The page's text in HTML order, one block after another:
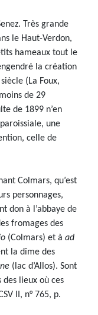
Très grande
le Haut-Verdon,
hameaux tout le
la création
(La Foux,
de 29
de 1899 n’en
une
celle de
Colmars, qu’est
personnages,
don à l’abbaye de
fromages des
(Colmars) et à ad
la dîme des
(lac d’Allos). Sont
lieux où ces
II, n° 765, p.